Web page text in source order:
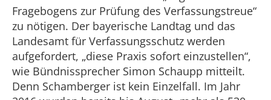
Fragebogens zur Prüfung des Verfassungstreue“
zu nötigen. Der bayerische Landtag und das
Landesamt für Verfassungsschutz werden
aufgefordert, „diese Praxis sofort einzustellen“,
wie Bündnissprecher Simon Schaupp mitteilt.
Denn Schamberger ist kein Einzelfall. Im Jahr